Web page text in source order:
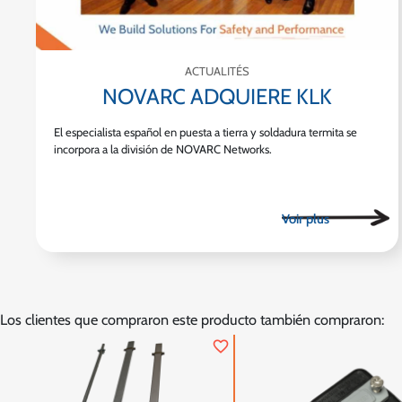
ACTUALITÉS
NOVARC ADQUIERE KLK
El especialista español en puesta a tierra y soldadura termita se
incorpora a la división de NOVARC Networks.
Los clientes que compraron este producto también compraron:
favorite_border